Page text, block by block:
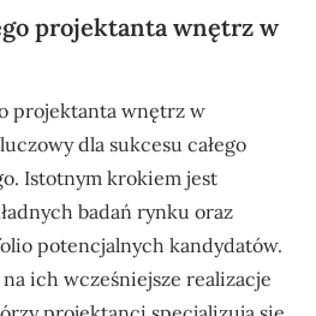
projektanta wnętrz w
projektanta wnętrz w
dla sukcesu całego
Istotnym krokiem jest
badań rynku oraz
potencjalnych kandydatów.
ich wcześniejsze realizacje